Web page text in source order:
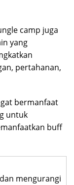
camp juga
yang
pertahanan,
bermanfaat
untuk
buff
mengurangi